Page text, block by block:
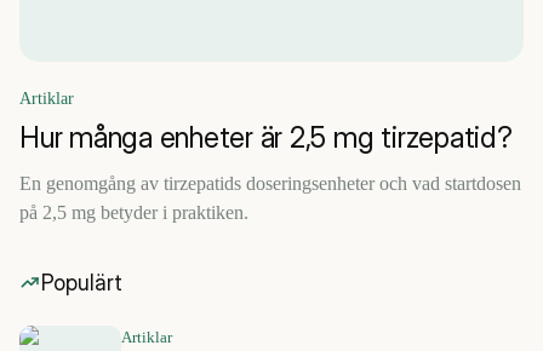
Artiklar
Hur många enheter är 2,5 mg tirzepatid?
En genomgång av tirzepatids doseringsenheter och vad startdosen
på 2,5 mg betyder i praktiken.
Populärt
Artiklar